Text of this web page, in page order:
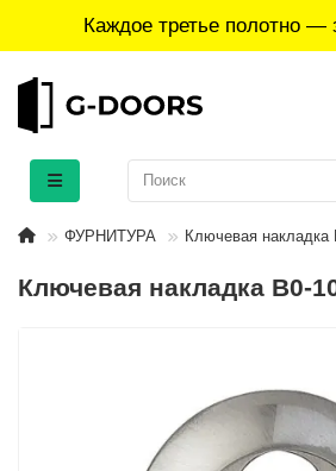
Каждое третье полотно —
ФУРНИТУРА Ключевая накладка
Ключевая накладка B0-